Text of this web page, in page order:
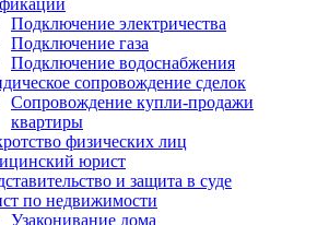
Подключение электричества
Подключение газа
Подключение водоснабжения
сопровождение сделок
Сопровождение купли-продажи
квартиры
физических лиц
юрист
и защита в суде
по недвижимости
Узаконивание дома